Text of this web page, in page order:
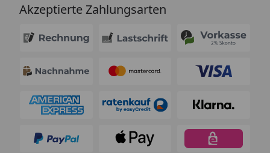
Akzeptierte Zahlungsarten